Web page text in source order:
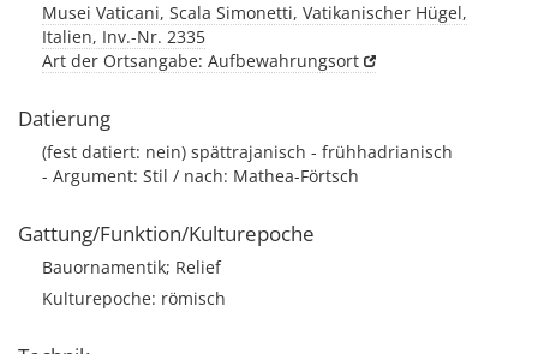
Musei Vaticani, Scala Simonetti, Vatikanischer Hügel,
Italien, Inv.-Nr. 2335
Art der Ortsangabe: Aufbewahrungsort
Datierung
(fest datiert: nein) spättrajanisch - frühhadrianisch
- Argument: Stil / nach: Mathea-Förtsch
Gattung/Funktion/Kulturepoche
Bauornamentik; Relief
Kulturepoche: römisch